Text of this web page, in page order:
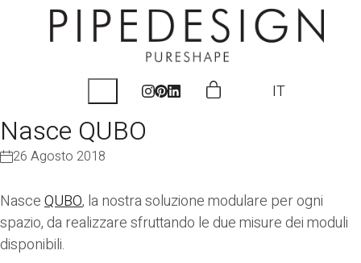
IT
Nasce QUBO
26 Agosto 2018
NasceQUBO, la nostra soluzione modulare per ogni
spazio, da realizzare sfruttando le due misure dei moduli
disponibili.